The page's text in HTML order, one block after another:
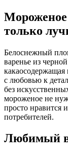
Мороженое
только
Белоснежный
варенье из
какаосодержащая
с любовью к
без
мороженое не
просто нравится
потребителей.
Любимый